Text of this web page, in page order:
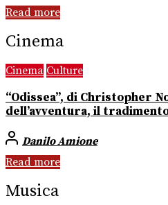
Read more
Cinema
Cinema Culture
“Odissea”, di Christopher
dell’avventura, il
Danilo Amione
Read more
Musica